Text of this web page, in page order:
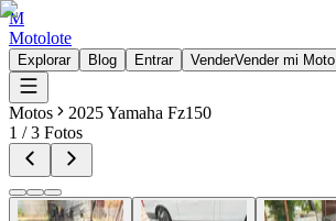
M
Motolote
Explorar Blog Entrar VenderVender mi Moto
Motos
2025 Yamaha Fz150
1 /3 Fotos